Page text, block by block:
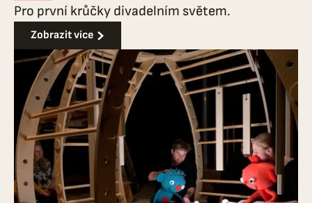
Pro první krůčky divadelním světem.
Zobrazit více